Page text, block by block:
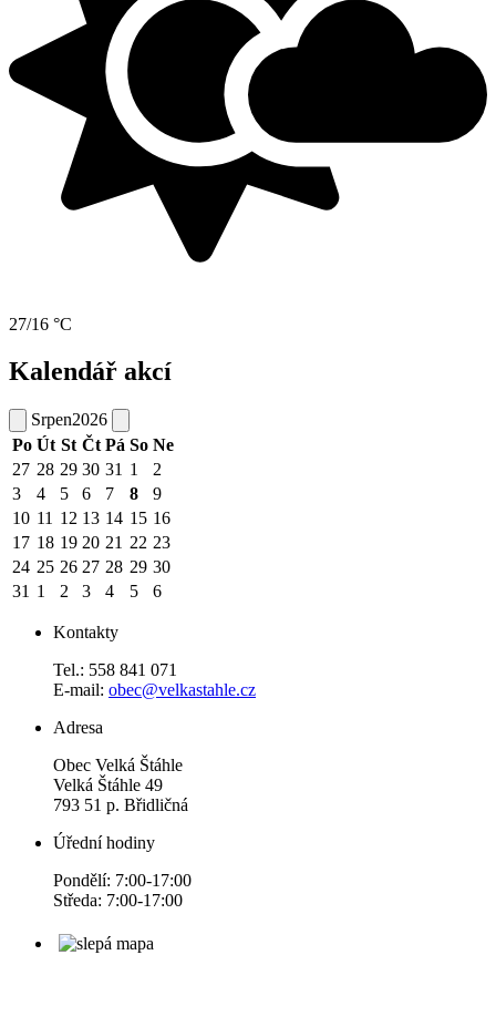
27/16 °C
Kalendář akcí
Srpen2026
Po Út St Čt Pá So Ne
27 28 29 30 31 1
2
3
4 5 6 7 8
9
10 11 12 13 14 15 16
17 18 19 20 21 22 23
24 25 26 27 28 29 30
31 1 2 3 4 5 6
Kontakty
Tel.: 558 841 071
E-mail: obec@velkastahle.cz
Adresa
Obec Velká Štáhle
Velká Štáhle 49
793 51 p. Břidličná
Úřední hodiny
Pondělí: 7:00-17:00
Středa: 7:00-17:00